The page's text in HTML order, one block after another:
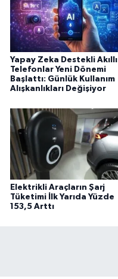
Yapay Zeka Destekli Akıllı
Telefonlar Yeni Dönemi
Başlattı: Günlük Kullanım
Alışkanlıkları Değişiyor
Elektrikli Araçların Şarj
Tüketimi İlk Yarıda Yüzde
153,5 Arttı